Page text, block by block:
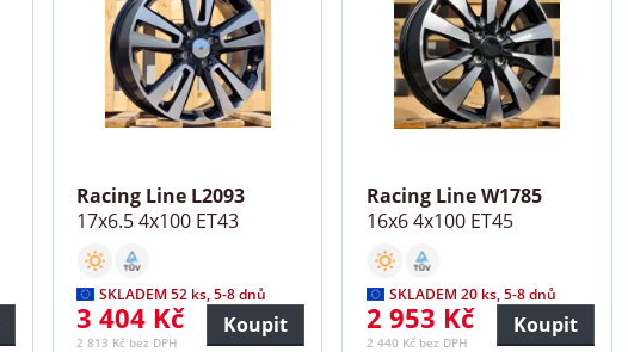
Racing Line L2093
17x6.5 4x100 ET43
SKLADEM 52 ks, 5-8 dnů
3 404 Kč
2 813 Kč bez DPH
Koupit
Racing Line W1785
16x6 4x100 ET45
SKLADEM 20 ks, 5-8 dnů
2 953 Kč
2 440 Kč bez DPH
Koupit